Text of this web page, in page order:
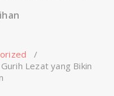
/
Lezat yang Bikin